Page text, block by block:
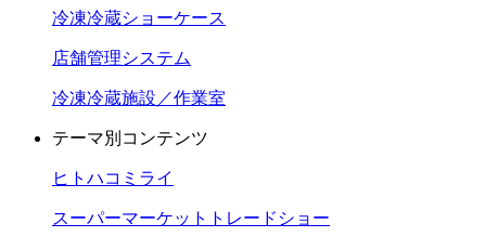
冷凍冷蔵ショーケース
店舗管理システム
冷凍冷蔵施設／作業室
テーマ別コンテンツ
ヒトハコミライ
スーパーマーケットトレードショー